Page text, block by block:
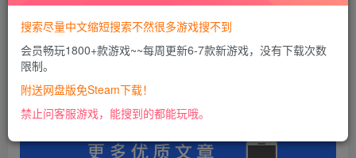
开通会员
账号密码错误或需要验证码，进售后扣裙1050974489
使用教程：
https://docs.qq.com/doc/DU0VHUUFRS2xDa1Jp
搜索尽量中文缩短搜索不然很多游戏搜不到
会员畅玩1800+款游戏~~每周更新6-7款新游戏，没有下载次数
限制。
附送网盘版免Steam下载！
禁止问客服游戏，能搜到的都能玩哦。